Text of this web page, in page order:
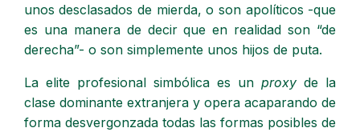
unos desclasados de mierda, o son apolíticos -que
es una manera de decir que en realidad son “de
derecha”- o son simplemente unos hijos de puta.
La elite profesional simbólica es unproxyde la
clase dominante extranjera y opera acaparando de
forma desvergonzada todas las formas posibles de